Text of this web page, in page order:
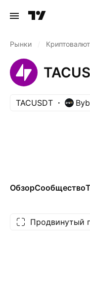
Рынки
TACUSDT
ОбзорСообщество
Продвинутый